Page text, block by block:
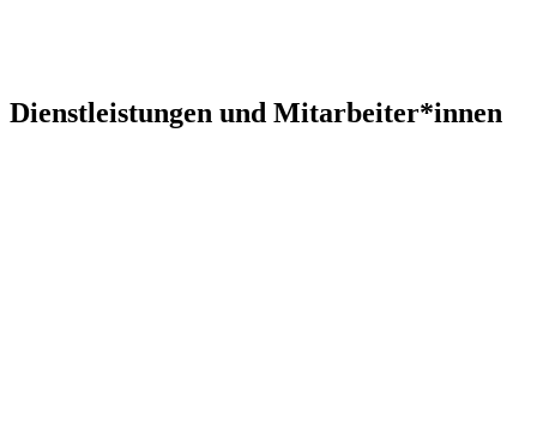
Dienstleistungen und Mitarbeiter*innen